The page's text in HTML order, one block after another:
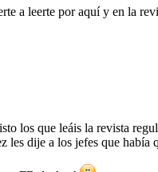
a leerte por aquí y en la
los que leáis la revista
les dije a los jefes que